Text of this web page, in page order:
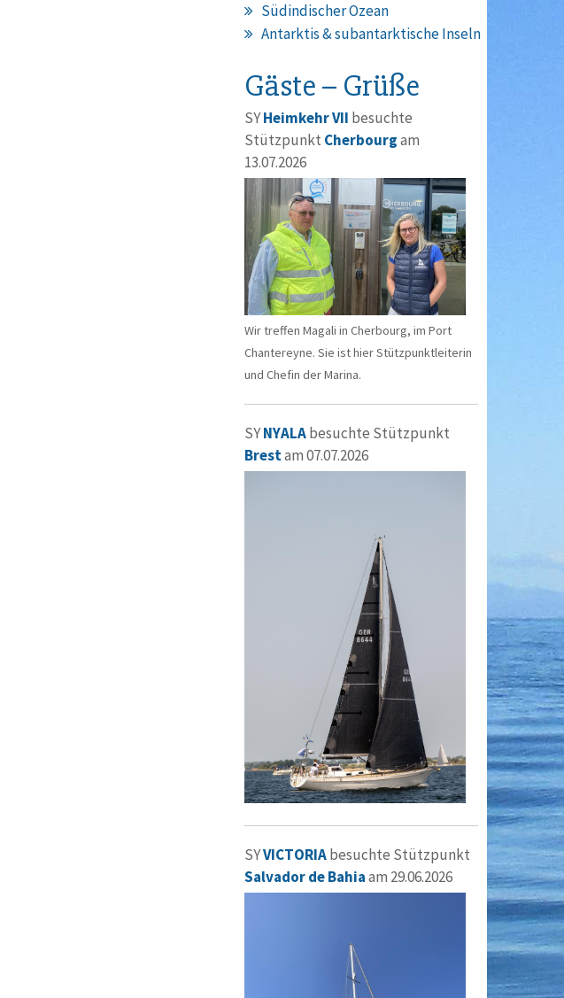
Südindischer Ozean
Antarktis & subantarktische Inseln
Gäste – Grüße
SYHeimkehr VII besuchte
Stützpunkt Cherbourgam
13.07.2026
Wir treffen Magali in Cherbourg, im Port
Chantereyne. Sie ist hier Stützpunktleiterin
und Chefin der Marina.
SYNYALAbesuchte Stützpunkt
Brestam 07.07.2026
SYVICTORIAbesuchte Stützpunkt
Salvador de Bahiaam 29.06.2026